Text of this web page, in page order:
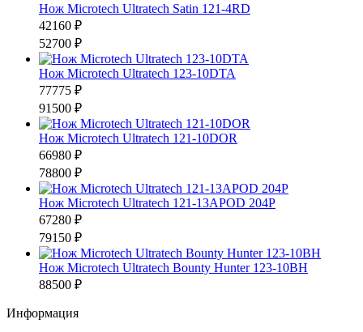
Нож Microtech Ultratech Satin 121-4RD
42160 ₽
52700 ₽
Нож Microtech Ultratech 123-10DTA
77775 ₽
91500 ₽
Нож Microtech Ultratech 121-10DOR
66980 ₽
78800 ₽
Нож Microtech Ultratech 121-13APOD 204P
67280 ₽
79150 ₽
Нож Microtech Ultratech Bounty Hunter 123-10BH
88500 ₽
Информация